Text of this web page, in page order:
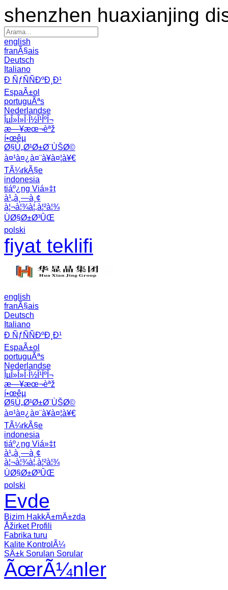
shenzhen huaxianjing
english
franÃ§ais
Deutsch
Italiano
Ð ÑƒÑÑÐºÐ¸Ð¹
EspaÃ±ol
portuguÃªs
Nederlandse
ÎµÎ»Î»Î·Î½Î¹ÎºÎ¬
æ—¥æœ¬èªž
í•œêµ­
Ø§Ù„Ø¹Ø±Ø¨ÙŠØ©
à¤¹à¤¿à¤¨à¥à¤¦à¥€
TÃ¼rkÃ§e
indonesia
tiáº¿ng Viá»‡t
à¹„à¸—à¸¢
à¦¬à¦¾à¦‚à¦²à¦¾
ÙØ§Ø±Ø³ÛŒ
polski
fiyat teklifi
english
franÃ§ais
Deutsch
Italiano
Ð ÑƒÑÑÐºÐ¸Ð¹
EspaÃ±ol
portuguÃªs
Nederlandse
ÎµÎ»Î»Î·Î½Î¹ÎºÎ¬
æ—¥æœ¬èªž
í•œêµ­
Ø§Ù„Ø¹Ø±Ø¨ÙŠØ©
à¤¹à¤¿à¤¨à¥à¤¦à¥€
TÃ¼rkÃ§e
indonesia
tiáº¿ng Viá»‡t
à¹„à¸—à¸¢
à¦¬à¦¾à¦‚à¦²à¦¾
ÙØ§Ø±Ø³ÛŒ
polski
Evde
Bizim HakkÄ±mÄ±zda
Åžirket Profili
Fabrika turu
Kalite KontrolÃ¼
SÄ±k Sorulan Sorular
ÃœrÃ¼nler